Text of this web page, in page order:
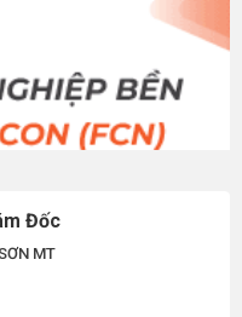
Đốc
MT